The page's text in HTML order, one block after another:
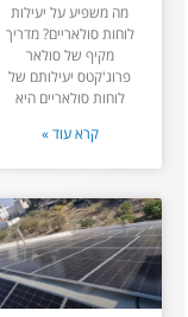
מה משפיע על יעילות
לוחות סולאריים? מדריך
מקיף של סולאר
פרוג'קטס יעילותם של
לוחות סולאריים היא
קרא עוד »